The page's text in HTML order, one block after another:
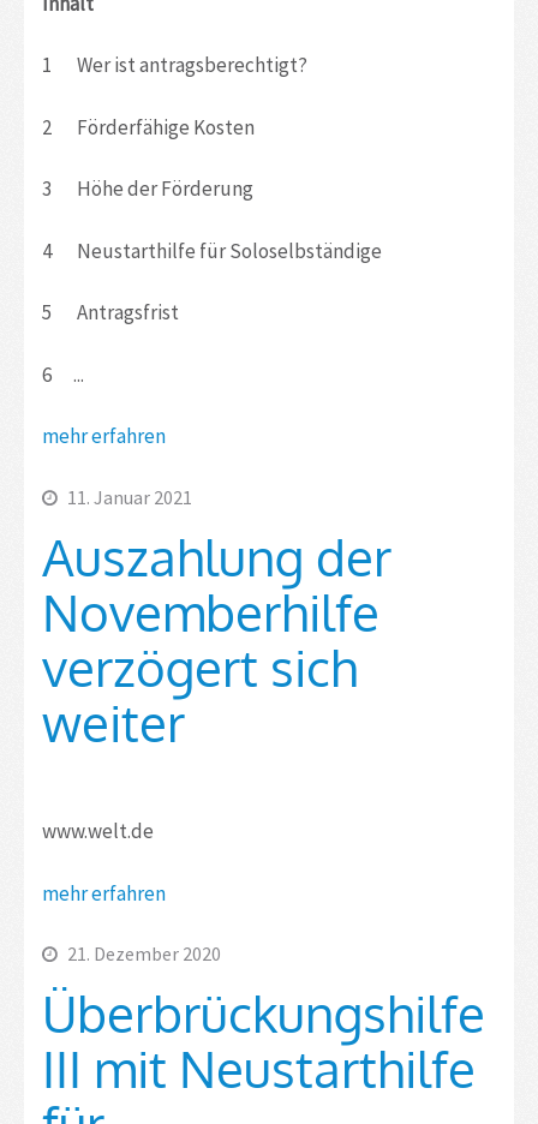
1 Wer ist antragsberechtigt?
2 Förderfähige Kosten
3 Höhe der Förderung
4 Neustarthilfe für Soloselbständige
5 Antragsfrist
6 ...
mehr erfahren
11. Januar 2021
Auszahlung der
Novemberhilfe
verzögert sich
weiter
www.welt.de
mehr erfahren
21. Dezember 2020
Überbrückungshilfe
III mit Neustarthilfe